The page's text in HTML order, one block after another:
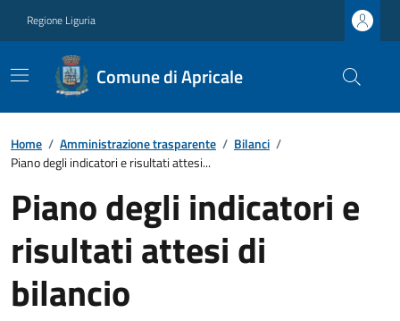
Regione Liguria
Comune di Apricale
Home / Amministrazione trasparente / Bilanci /
Piano degli indicatori e risultati attesi...
Piano degli indicatori e
risultati attesi di
bilancio